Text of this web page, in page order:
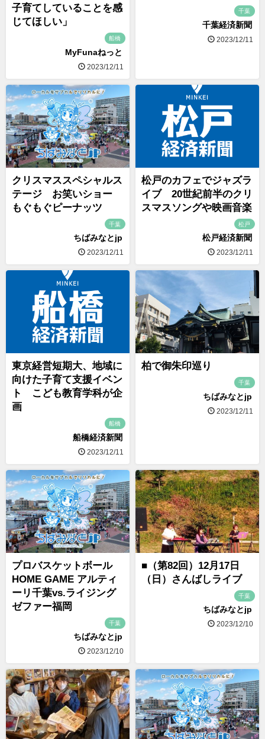
子育てしていることを感
じてほしい」
船橋
MyFunaねっと
2023/12/11
千葉
千葉経済新聞
2023/12/11
クリスマススペシャルス
テージ お笑いショー
もぐもぐピーナッツ
千葉
ちばみなとjp
2023/12/11
松戸のカフェでジャズラ
イブ 20世紀前半のクリ
スマスソングや映画音楽
松戸
松戸経済新聞
2023/12/11
東京経営短期大、地域に
向けた子育て支援イベン
ト こども教育学科が企
画
船橋
船橋経済新聞
2023/12/11
柏で御朱印巡り
千葉
ちばみなとjp
2023/12/11
プロバスケットボール
HOME GAME アルティ
ーリ千葉vs.ライジング
ゼファー福岡
千葉
ちばみなとjp
2023/12/10
■（第82回）12月17日
（日）さんばしライブ
千葉
ちばみなとjp
2023/12/10